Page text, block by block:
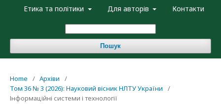
Етика та політики Для авторів Контакти
Пошук
Home / Архіви
/
Том 36 № 3 (2026): Науковий вісник НЛТУ України
/
Інформаційні системи і технології